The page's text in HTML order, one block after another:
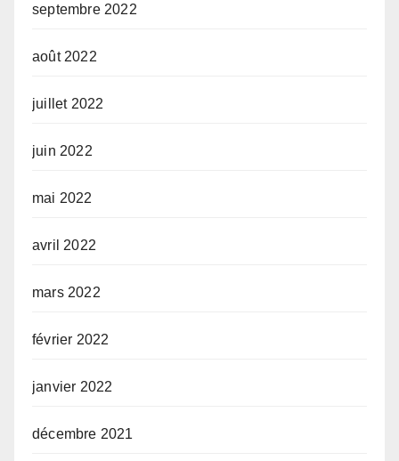
septembre 2022
août 2022
juillet 2022
juin 2022
mai 2022
avril 2022
mars 2022
février 2022
janvier 2022
décembre 2021